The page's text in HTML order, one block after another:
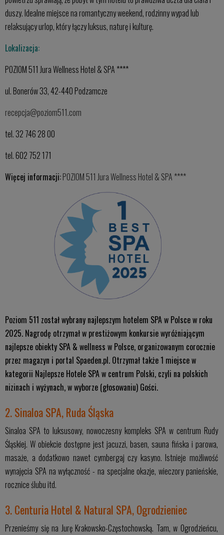
duszy. Idealne miejsce na romantyczny weekend, rodzinny wypad lub
relaksujący urlop, który łączy luksus, naturę i kulturę.
Lokalizacja:
POZIOM 511 Jura Wellness Hotel & SPA ****
ul. Bonerów 33, 42-440 Podzamcze
recepcja@poziom511.com
tel. 32 746 28 00
tel. 602 752 171
Więcej informacji:POZIOM 511 Jura Wellness Hotel & SPA ****
Poziom 511 został wybrany najlepszym hotelem SPA w Polsce w roku
2025. Nagrodę otrzymał w prestiżowym konkursie wyróżniającym
najlepsze obiekty SPA & wellness w Polsce, organizowanym corocznie
przez magazyn i portal Spaeden.pl. Otrzymał także 1 miejsce w
kategorii Najlepsze Hotele SPA w centrum Polski, czyli na polskich
nizinach i wyżynach, w wyborze (głosowaniu) Gości.
2. Sinaloa SPA, Ruda Śląska
Sinaloa SPA to luksusowy, nowoczesny kompleks SPA w centrum Rudy
Śląskiej. W obiekcie dostępne jest jacuzzi, basen, sauna fińska i parowa,
masaże, a dodatkowo nawet cymbergaj czy kasyno. Istnieje możliwość
wynajęcia SPA na wyłączność - na specjalne okazje, wieczory panieńskie,
rocznice ślubu itd.
3. Centuria Hotel & Natural SPA, Ogrodzieniec
Przenieśmy się na Jurę Krakowsko-Częstochowską. Tam, w Ogrodzieńcu,